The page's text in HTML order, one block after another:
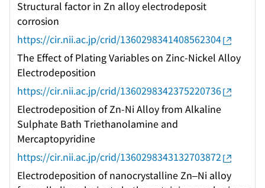
Structural factor in Zn alloy electrodeposit
corrosion
https://cir.nii.ac.jp/crid/1360298341408562304
The Effect of Plating Variables on Zinc-Nickel Alloy
Electrodeposition
https://cir.nii.ac.jp/crid/1360298342375220736
Electrodeposition of Zn-Ni Alloy from Alkaline
Sulphate Bath Triethanolamine and
Mercaptopyridine
https://cir.nii.ac.jp/crid/1360298343132703872
Electrodeposition of nanocrystalline Zn–Ni alloy